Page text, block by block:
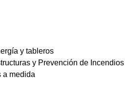
y tableros
y Prevención de Incendios
a medida